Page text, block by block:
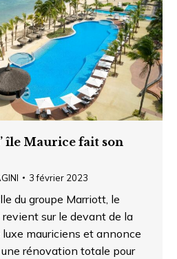
île Maurice fait son
3 février 2023
du groupe Marriott, le
sur le devant de la
mauriciens et annonce
rénovation totale pour